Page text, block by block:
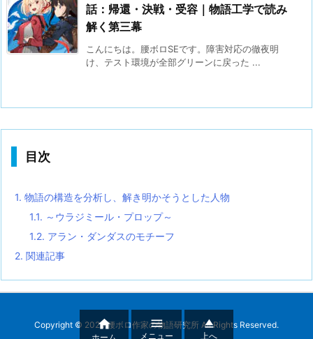
話：帰還・決戦・受容｜物語工学で読み
解く第三幕
こんにちは。腰ボロSEです。障害対応の徹夜明
け、テスト環境が全部グリーンに戻った ...
目次
1. 物語の構造を分析し、解き明かそうとした人物
1.1. ～ウラジミール・プロップ～
1.2. アラン・ダンダスのモチーフ
2. 関連記事
Copyright © 2026 腰ボロ作家の物語研究所 All Rights Reserved.
 
メニュー

上へ